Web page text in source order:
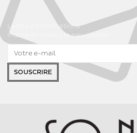
Lettre d'informations
Inscrivez-vous à la newsletter
SOUSCRIRE